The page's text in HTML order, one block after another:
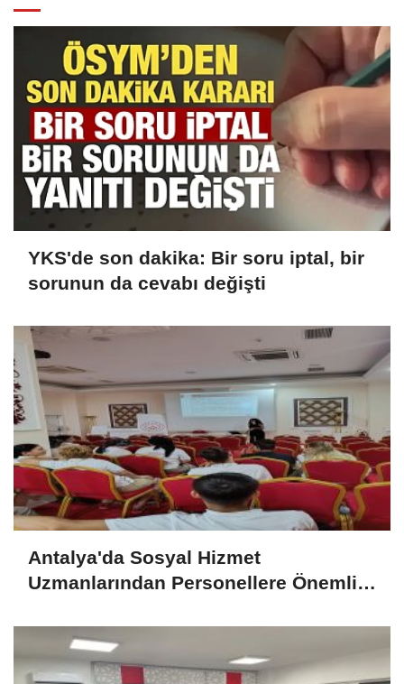
YKS'de son dakika: Bir soru iptal, bir
sorunun da cevabı değişti
Antalya'da Sosyal Hizmet
Uzmanlarından Personellere Önemli